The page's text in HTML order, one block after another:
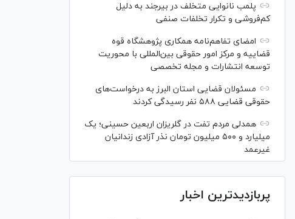
پلمب نانوایی متخلف در بیرجند به دلیل
کم‌فروشی و تکرار تخلفات صنفی
امضای تفاهم‌نامه همکاری پژوهشگاه قوه
قضاییه و مرکز امور حقوقی بین‌المللی با محوریت
توسعه انتشارات و مجله تخصصی
مسئولان قضایی استان البرز به درخواست‌های
حقوقی قضایی ۵۸۸ نفر رسیدگی کردند
همدلی مردم تفت در گلریزان اربعین حسینی؛ یک
میلیارد و ۵۰۰ میلیون تومان نذر آزادی زندانیان
غیرعمد
پربازدیدترین اخبار